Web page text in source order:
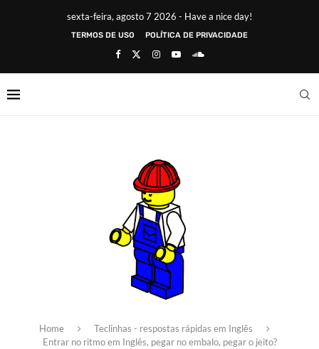
sexta-feira, agosto 7 2026 - Have a nice day!
TERMOS DE USO POLÍTICA DE PRIVACIDADE
Home
Teclinhas - respostas rápidas em Inglês
Entrar no ritmo em Inglês, pegar no embalo, pegar o jeito?